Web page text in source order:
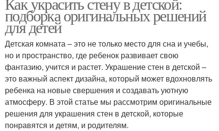
подборка оригинальных решений
для детей
Детская комната – это не только место для сна и учебы,
но и пространство, где ребенок развивает свою
фантазию, учится и растет. Украшение стен в детской –
это важный аспект дизайна, который может вдохновлять
ребенка на новые свершения и создавать уютную
атмосферу. В этой статье мы рассмотрим оригинальные
решения для украшения стен в детской, которые
понравятся и детям, и родителям.